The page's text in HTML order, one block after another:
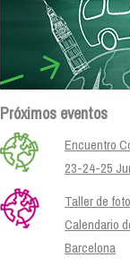
Próximos eventos
Encuentro
23-24-25
Taller de
Calendario
Barcelona